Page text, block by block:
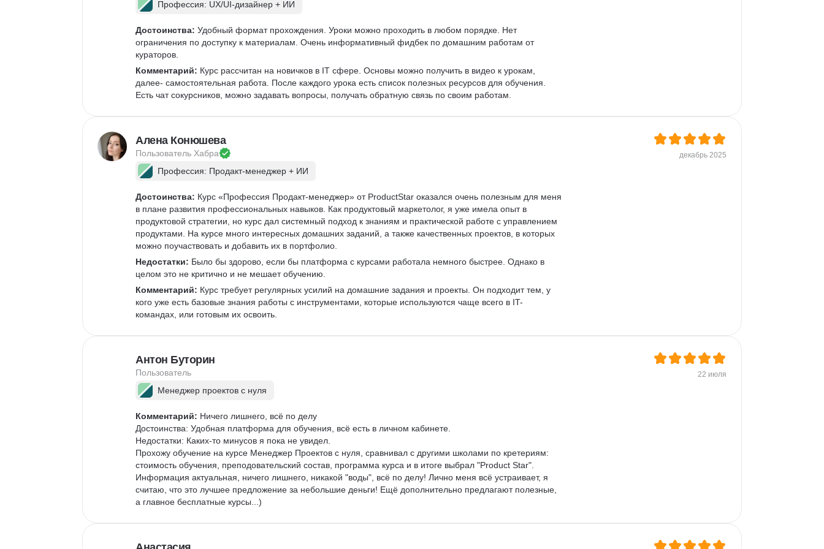
Профессия: UX/UI-дизайнер + ИИ
Достоинства: Удобный формат прохождения. Уроки можно проходить в любом порядке. Нет
ограничения по доступку к материалам. Очень информативный фидбек по домашним работам от
кураторов.
Комментарий: Курс рассчитан на новичков в IT сфере. Основы можно получить в видео к урокам,
далее- самостоятельная работа. После каждого урока есть список полезных ресурсов для обучения.
Есть чат сокурсников, можно задавать вопросы, получать обратную связь по своим работам.
Алена Конюшева
Пользователь Хабра декабрь 2025
Профессия: Продакт-менеджер + ИИ
Достоинства: Курс «Профессия Продакт-менеджер» от ProductStar оказался очень полезным для меня
в плане развития профессиональных навыков. Как продуктовый маркетолог, я уже имела опыт в
продуктовой стратегии, но курс дал системный подход к знаниям и практической работе с управлением
продуктами. На курсе много интересных домашних заданий, а также качественных проектов, в которых
можно поучаствовать и добавить их в портфолио.
Недостатки: Было бы здорово, если бы платформа с курсами работала немного быстрее. Однако в
целом это не критично и не мешает обучению.
Комментарий: Курс требует регулярных усилий на домашние задания и проекты. Он подходит тем, у
кого уже есть базовые знания работы с инструментами, которые используются чаще всего в IT-
командах, или готовым их освоить.
Антон Буторин
Пользователь 22 июля
Менеджер проектов с нуля
Комментарий: Ничего лишнего, всё по делу
Достоинства: Удобная платформа для обучения, всё есть в личном кабинете.
Недостатки: Каких-то минусов я пока не увидел.
Прохожу обучение на курсе Менеджер Проектов с нуля, сравнивал с другими школами по кретериям:
стоимость обучения, преподовательский состав, программа курса и в итоге выбрал "Product Star".
Информация актуальная, ничего лишнего, никакой "воды", всё по делу! Лично меня всё устраивает, я
считаю, что это лучшее предложение за небольшие деньги! Ещё дополнительно предлагают полезные,
а главное бесплатные курсы...)